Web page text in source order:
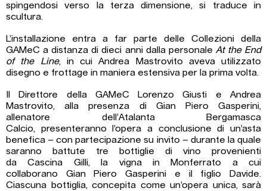
spingendosi verso la terza dimensione, si traduce in
scultura.
L’installazione entra a far parte delle Collezioni della
GAMeC a distanza di dieci anni dalla personale At the End
of the Line, in cui Andrea Mastrovito aveva utilizzato
disegno e frottage in maniera estensiva per la prima volta.
Il Direttore della GAMeC Lorenzo Giusti e Andrea
Mastrovito, alla presenza di Gian Piero Gasperini,
allenatore dell’Atalanta Bergamasca
Calcio, presenteranno l’opera a conclusione di un’asta
benefica – con partecipazione su invito – durante la quale
saranno battute tre bottiglie di vino provenienti
da Cascina Gilli, la vigna in Monferrato a cui
collaborano Gian Piero Gasperini e il figlio Davide.
Ciascuna bottiglia, concepita come un’opera unica, sarà